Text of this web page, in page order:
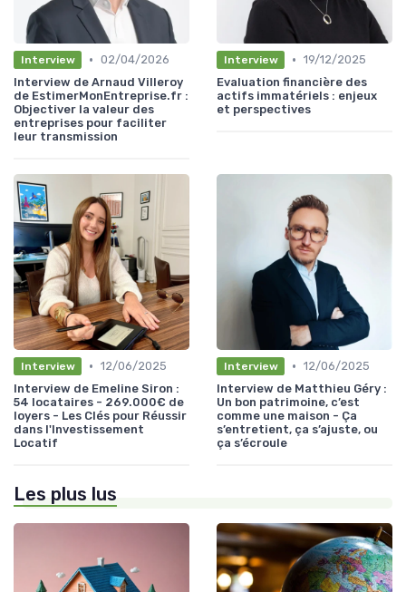
Interview • 02/04/2026
Interview de Arnaud Villeroy
de EstimerMonEntreprise.fr :
Objectiver la valeur des
entreprises pour faciliter
leur transmission
Interview • 19/12/2025
Evaluation financière des
actifs immatériels : enjeux
et perspectives
Interview • 12/06/2025
Interview de Emeline Siron :
54 locataires - 269.000€ de
loyers - Les Clés pour Réussir
dans l'Investissement
Locatif
Interview • 12/06/2025
Interview de Matthieu Géry :
Un bon patrimoine, c’est
comme une maison - Ça
s’entretient, ça s’ajuste, ou
ça s’écroule
Les plus lus